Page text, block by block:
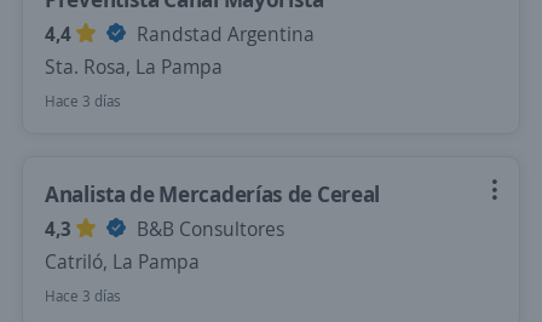
4,4
Randstad Argentina
Sta. Rosa, La Pampa
Hace 3 días
Analista de Mercaderías de Cereal
4,3
B&B Consultores
Catriló, La Pampa
Hace 3 días